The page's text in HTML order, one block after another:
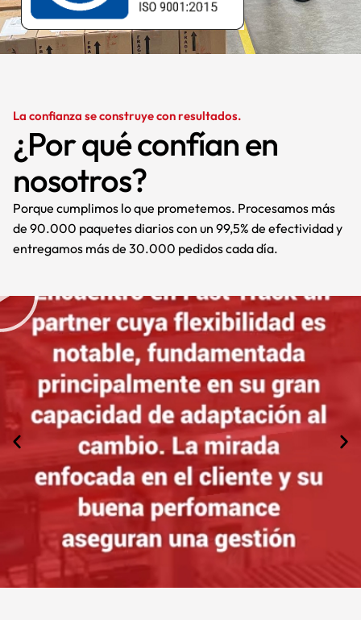
La confianza se construye con resultados.
¿Por qué confían en
nosotros?
Porque cumplimos lo que prometemos. Procesamos más
de 90.000 paquetes diarios con un 99,5% de efectividad y
entregamos más de 30.000 pedidos cada día.